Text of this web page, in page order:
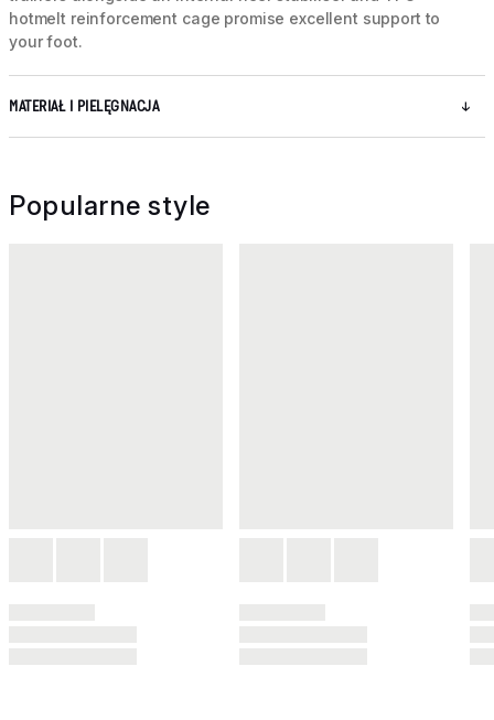
hotmelt reinforcement cage promise excellent support to
your foot.
MATERIAŁ I PIELĘGNACJA
Popularne style